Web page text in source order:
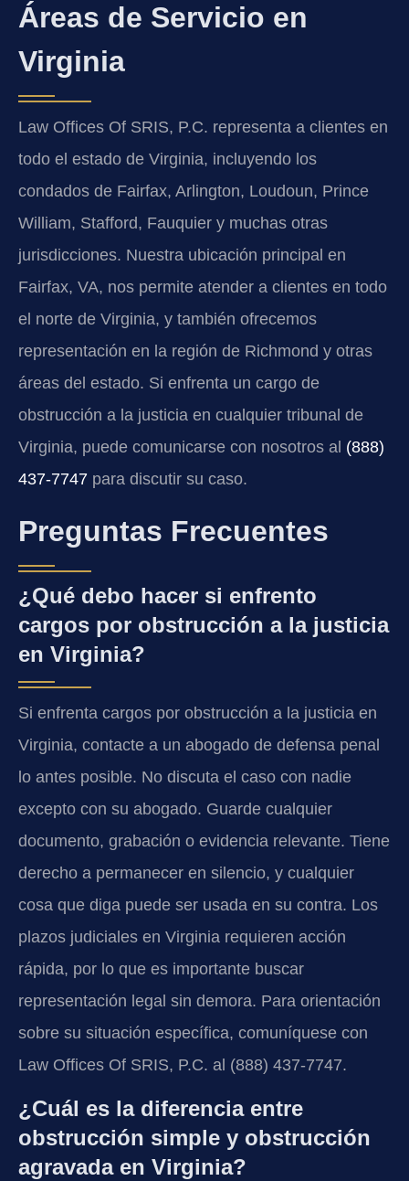
Áreas de Servicio en
Virginia
Law Offices Of SRIS, P.C. representa a clientes en
todo el estado de Virginia, incluyendo los
condados de Fairfax, Arlington, Loudoun, Prince
William, Stafford, Fauquier y muchas otras
jurisdicciones. Nuestra ubicación principal en
Fairfax, VA, nos permite atender a clientes en todo
el norte de Virginia, y también ofrecemos
representación en la región de Richmond y otras
áreas del estado. Si enfrenta un cargo de
obstrucción a la justicia en cualquier tribunal de
Virginia, puede comunicarse con nosotros al (888)
437-7747 para discutir su caso.
Preguntas Frecuentes
¿Qué debo hacer si enfrento
cargos por obstrucción a la justicia
en Virginia?
Si enfrenta cargos por obstrucción a la justicia en
Virginia, contacte a un abogado de defensa penal
lo antes posible. No discuta el caso con nadie
excepto con su abogado. Guarde cualquier
documento, grabación o evidencia relevante. Tiene
derecho a permanecer en silencio, y cualquier
cosa que diga puede ser usada en su contra. Los
plazos judiciales en Virginia requieren acción
rápida, por lo que es importante buscar
representación legal sin demora. Para orientación
sobre su situación específica, comuníquese con
Law Offices Of SRIS, P.C. al (888) 437-7747.
¿Cuál es la diferencia entre
obstrucción simple y obstrucción
agravada en Virginia?